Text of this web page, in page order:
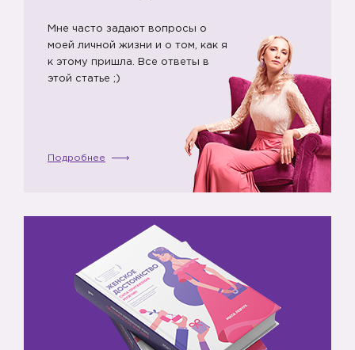
Мне часто задают вопросы о
моей личной жизни и о том, как я
к этому пришла. Все ответы в
этой статье ;)
Подробнее